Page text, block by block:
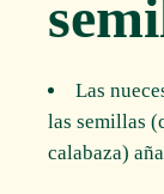
Las
las semillas
calabaza)